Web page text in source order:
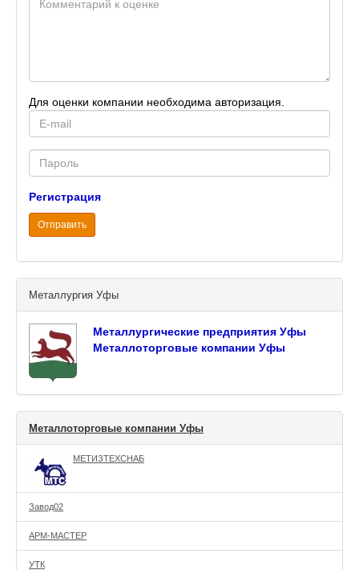
Для оценки компании необходима авторизация.
mail
Password
Регистрация
Отправить
Металлургия Уфы
Металлургические предприятия Уфы
Металлоторговые компании Уфы
Металлоторговые компании Уфы
МЕТИЗТЕХСНАБ
Завод02
АРМ-МАСТЕР
УТК